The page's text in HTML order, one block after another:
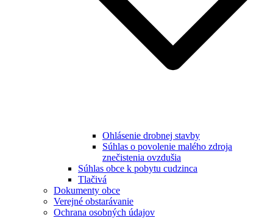
Ohlásenie drobnej stavby
Súhlas o povolenie malého zdroja
znečistenia ovzdušia
Súhlas obce k pobytu cudzinca
Tlačivá
Dokumenty obce
Verejné obstarávanie
Ochrana osobných údajov